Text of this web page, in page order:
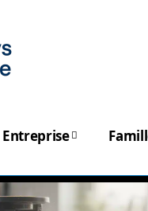
Entreprise